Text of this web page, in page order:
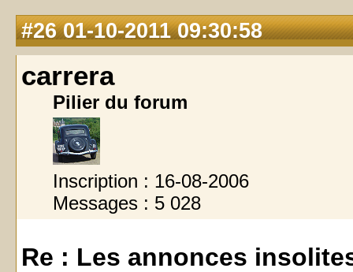
#26 01-10-2011 09:30:58
carrera
Pilier du forum
Inscription : 16-08-2006
Messages : 5 028
Re : Les annonces